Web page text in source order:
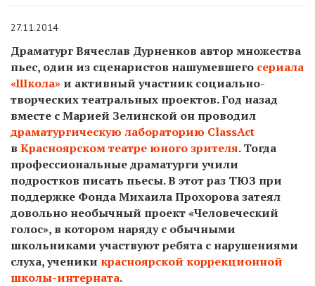
27.11.2014
Драматург Вячеслав Дурненков автор множества
пьес, один из сценаристов нашумевшего сериала
«Школа» и активный участник социально-
творческих театральных проектов. Год назад
вместе с Марией Зелинской он проводил
драматургическую лабораторию ClassAct
в Красноярском театре юного зрителя. Тогда
профессиональные драматурги учили
подростков писать пьесы. В этот раз ТЮЗ при
поддержке Фонда Михаила Прохорова затеял
довольно необычный проект «Человеческий
голос», в котором наряду с обычными
школьниками участвуют ребята с нарушениями
слуха, ученики красноярской коррекционной
школы-интерната.